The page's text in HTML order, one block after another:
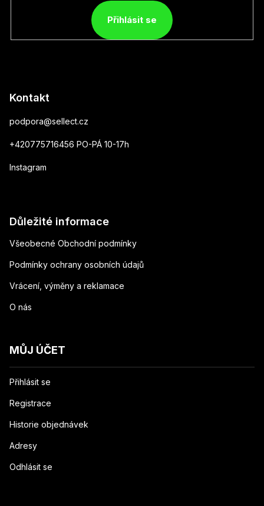
Přihlásit se
Kontakt
podpora@sellect.cz
+420775716456 PO-PÁ 10-17h
Instagram
Důležité informace
Všeobecné Obchodní podmínky
Podmínky ochrany osobních údajů
Vrácení, výměny a reklamace
O nás
MŮJ ÚČET
Přihlásit se
Registrace
Historie objednávek
Adresy
Odhlásit se